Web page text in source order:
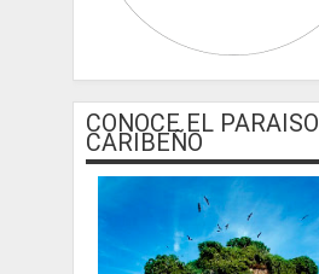
CONOCE EL PARAISO
CARIBEÑO